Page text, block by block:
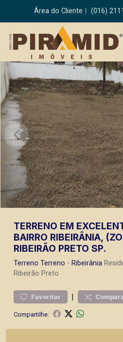
Área do Cliente (016)
TERRENO EM
BAIRRO RIBEIRÂNIA,
RIBEIRÃO PRETO SP.
Terreno Terreno - Ribeirânia
Ribeirão Preto
Favoritar |
Compartilhe: